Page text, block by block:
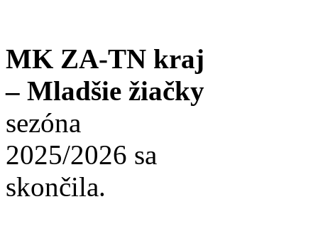
MK ZA-TN kraj
– Mladšie žiačky
sezóna
2025/2026 sa
skončila.